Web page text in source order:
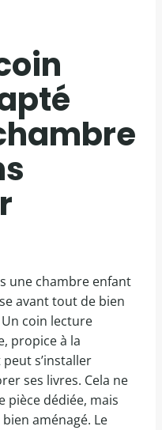
une chambre enfant
avant tout de bien
Un coin lecture
propice à la
s’installer
ses livres. Cela ne
pièce dédiée, mais
aménagé. Le